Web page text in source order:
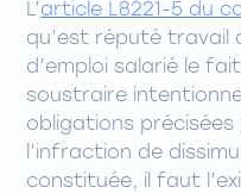
L’article L8221-5 du
qu’est réputé travail
d’emploi salarié le
soustraire
obligations
l’infraction de
constituée, il faut